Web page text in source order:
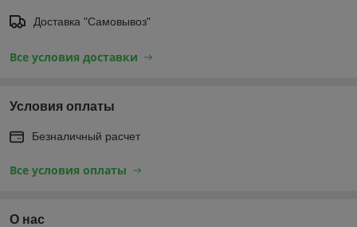
Доставка "Самовывоз"
Все условия доставки
Условия оплаты
Безналичный расчет
Все условия оплаты
О нас